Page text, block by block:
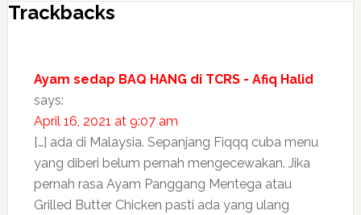
Trackbacks
Ayam sedap BAQ HANG di TCRS - Afiq Halid
says:
April 16, 2021 at 9:07 am
[…] ada di Malaysia. Sepanjang Fiqqq cuba menu
yang diberi belum pernah mengecewakan. Jika
pernah rasa Ayam Panggang Mentega atau
Grilled Butter Chicken pasti ada yang ulang